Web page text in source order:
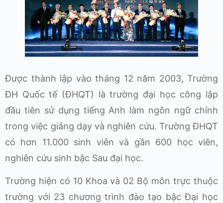
Được thành lập vào tháng 12 năm 2003, Trường
ĐH Quốc tế (ĐHQT) là trường đại học công lập
đầu tiên sử dụng tiếng Anh làm ngôn ngữ chính
trong việc giảng dạy và nghiên cứu. Trường ĐHQT
có hơn 11.000 sinh viên và gần 600 học viên,
nghiên cứu sinh bậc Sau đại học.
Trường hiện có 10 Khoa và 02 Bộ môn trực thuộc
trường với 23 chương trình đào tạo bậc Đại học